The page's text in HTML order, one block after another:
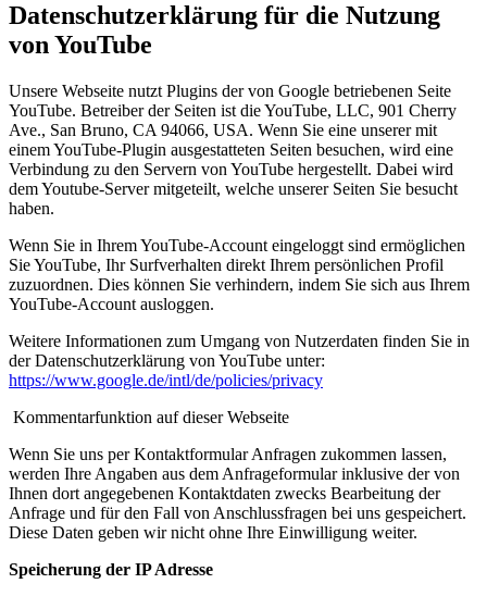
Datenschutzerklärung für die Nutzung
von YouTube
Unsere Webseite nutzt Plugins der von Google betriebenen Seite
YouTube. Betreiber der Seiten ist die YouTube, LLC, 901 Cherry
Ave., San Bruno, CA 94066, USA. Wenn Sie eine unserer mit
einem YouTube-Plugin ausgestatteten Seiten besuchen, wird eine
Verbindung zu den Servern von YouTube hergestellt. Dabei wird
dem Youtube-Server mitgeteilt, welche unserer Seiten Sie besucht
haben.
Wenn Sie in Ihrem YouTube-Account eingeloggt sind ermöglichen
Sie YouTube, Ihr Surfverhalten direkt Ihrem persönlichen Profil
zuzuordnen. Dies können Sie verhindern, indem Sie sich aus Ihrem
YouTube-Account ausloggen.
Weitere Informationen zum Umgang von Nutzerdaten finden Sie in
der Datenschutzerklärung von YouTube unter:
https://www.google.de/intl/de/policies/privacy
Kommentarfunktion auf dieser Webseite
Wenn Sie uns per Kontaktformular Anfragen zukommen lassen,
werden Ihre Angaben aus dem Anfrageformular inklusive der von
Ihnen dort angegebenen Kontaktdaten zwecks Bearbeitung der
Anfrage und für den Fall von Anschlussfragen bei uns gespeichert.
Diese Daten geben wir nicht ohne Ihre Einwilligung weiter.
Speicherung der IP Adresse